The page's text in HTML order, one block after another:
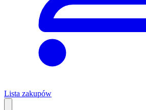
Lista zakupów